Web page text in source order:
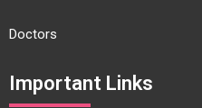
Doctors
Important Links